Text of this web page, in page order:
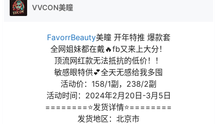
VVCON美瞳
FavorrBeauty美瞳 开年特推 爆款套
全网姐妹都在戴🔥fb又来上大分！
顶流网红款无法抵抗的低价！！
敏感眼特供💕全天无感给我多囤
活动价：158/1副，238/2副
活动时间：2024年2月20日-3月5日
========⭐发货详情⭐========
发货地区：北京市